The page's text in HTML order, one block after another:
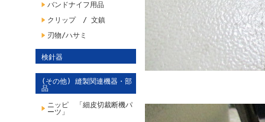
バンドナイフ用品
クリップ / 文鎮
刃物/ハサミ
検針器
(その他) 縫製関連機器・部
品
ニッピ 「細皮切裁断機パ
ーツ」